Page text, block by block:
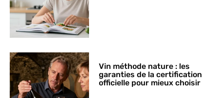
Vin méthode nature : les
garanties de la certification
officielle pour mieux choisir